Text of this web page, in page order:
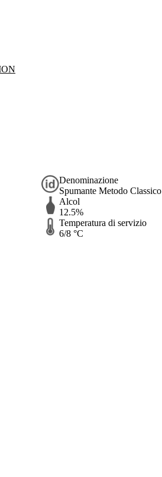
Denominazione
Spumante Metodo Classico
Alcol
12.5%
Temperatura di servizio
6/8 °C